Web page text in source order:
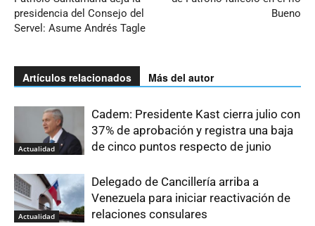
presidencia del Consejo del
Servel: Asume Andrés Tagle
Bueno
Artículos relacionados Más del autor
Actualidad
Cadem: Presidente Kast cierra julio con
37% de aprobación y registra una baja
de cinco puntos respecto de junio
Actualidad
Delegado de Cancillería arriba a
Venezuela para iniciar reactivación de
relaciones consulares